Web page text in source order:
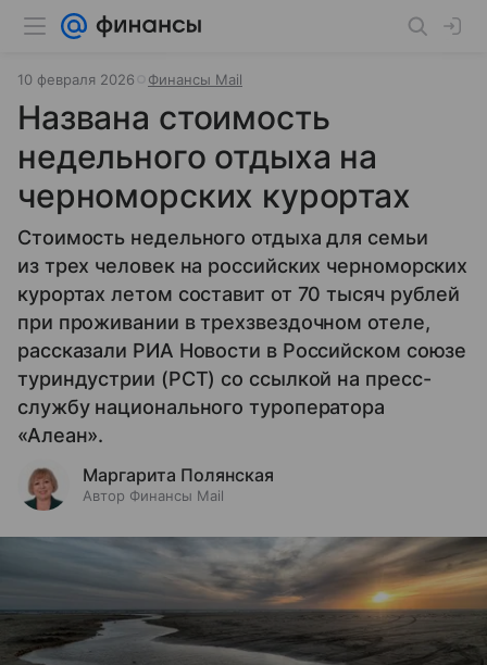
10 февраля 2026 Финансы Mail
Названа стоимость
недельного отдыха на
черноморских курортах
Стоимость недельного отдыха для семьи
из трех человек на российских черноморских
курортах летом составит от 70 тысяч рублей
при проживании в трехзвездочном отеле,
рассказали РИА Новости в Российском союзе
туриндустрии (РСТ) со ссылкой на пресс-
службу национального туроператора
«Алеан».
Маргарита Полянская
Автор Финансы Mail